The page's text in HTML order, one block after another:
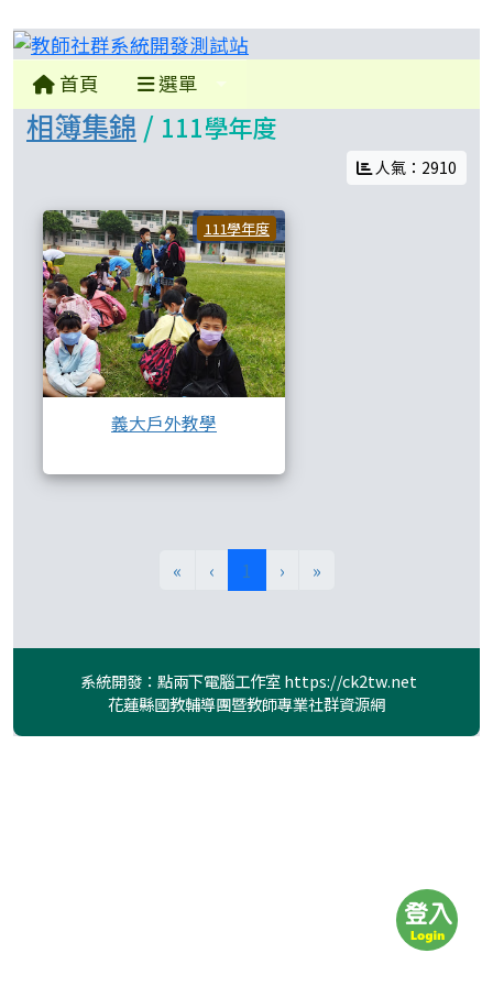
教師社群系統開發測試站
首頁 選單
相簿集錦 / 111學年度
人氣：2910
111學年度 義大戶外教學
義大戶外教學
« ‹ 1 (目前頁次)
› »
系統開發：點兩下電腦工作室https://ck2tw.net
花蓮縣國教輔導團暨教師專業社群資源網